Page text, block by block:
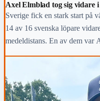
Axel Elmblad tog sig vidare
Sverige fick en stark start på
14 av 16 svenska löpare
medeldistans. En av dem var